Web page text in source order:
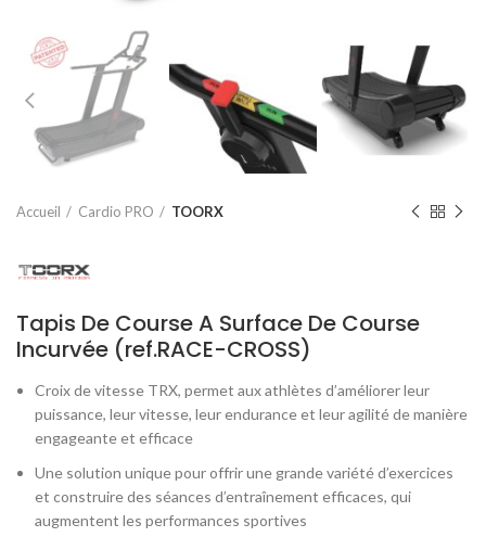
Accueil Cardio PRO TOORX
Tapis De Course A Surface De Course
Incurvée (ref.RACE-CROSS)
Croix de vitesse TRX, permet aux athlètes d’améliorer leur
puissance, leur vitesse, leur endurance et leur agilité de manière
engageante et efficace
Une solution unique pour offrir une grande variété d’exercices
et construire des séances d’entraînement efficaces, qui
augmentent les performances sportives